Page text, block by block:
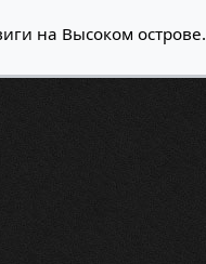
на Высоком острове.